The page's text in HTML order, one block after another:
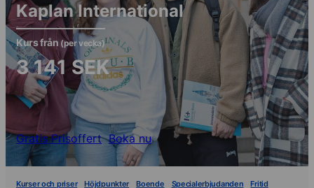
Kaplan International
Kurs från (per vecka)
3 141SEK
Gratis Prisoffert Boka nu
Kurser och priser Höjdpunkter Boende Specialerbjudanden Fritid